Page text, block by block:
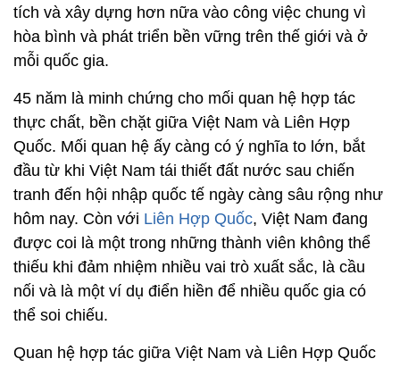
tích và xây dựng hơn nữa vào công việc chung vì
hòa bình và phát triển bền vững trên thế giới và ở
mỗi quốc gia.
45 năm là minh chứng cho mối quan hệ hợp tác
thực chất, bền chặt giữa Việt Nam và Liên Hợp
Quốc. Mối quan hệ ấy càng có ý nghĩa to lớn, bắt
đầu từ khi Việt Nam tái thiết đất nước sau chiến
tranh đến hội nhập quốc tế ngày càng sâu rộng như
hôm nay. Còn với Liên Hợp Quốc, Việt Nam đang
được coi là một trong những thành viên không thể
thiếu khi đảm nhiệm nhiều vai trò xuất sắc, là cầu
nối và là một ví dụ điển hiền để nhiều quốc gia có
thể soi chiếu.
Quan hệ hợp tác giữa Việt Nam và Liên Hợp Quốc